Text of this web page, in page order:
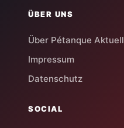
ÜBER UNS
Über Pétanque Aktuell
Impressum
Datenschutz
SOCIAL